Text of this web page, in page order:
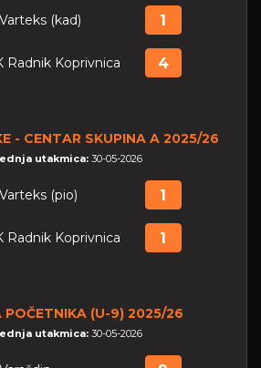
(kad) 1
Radnik Koprivnica 4
- CENTAR SKUPINA A 2025/26
utakmica: 30-05-2026
(pio) 1
Radnik Koprivnica 1
POČETNIKA (U-9) 2025/26
utakmica: 30-05-2026